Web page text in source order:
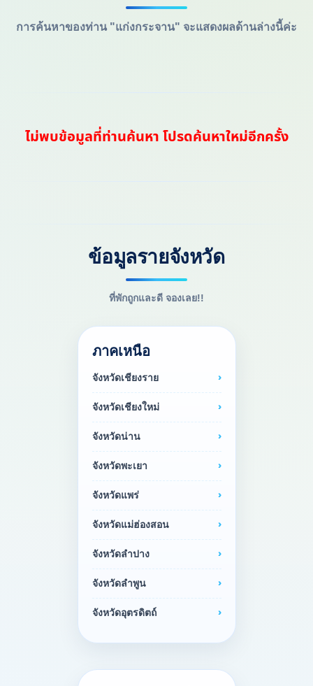
การค้นหาของท่าน "แก่งกระจาน" จะแสดงผลด้านล่างนี้ค่ะ
ไม่พบข้อมูลที่ท่านค้นหา โปรดค้นหาใหม่อีกครั้ง
ข้อมูลรายจังหวัด
ที่พักถูกและดี จองเลย!!
ภาคเหนือ
จังหวัดเชียงราย
จังหวัดเชียงใหม่
จังหวัดน่าน
จังหวัดพะเยา
จังหวัดแพร่
จังหวัดแม่ฮ่องสอน
จังหวัดลำปาง
จังหวัดลำพูน
จังหวัดอุตรดิตถ์